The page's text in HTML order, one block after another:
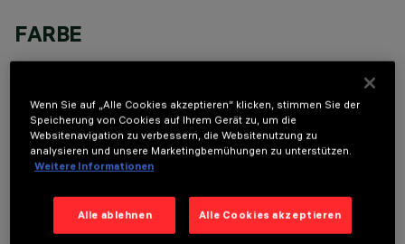
FARBE
TECHNISCHE DATEN
BESCHREIBUNG
Wenn Sie auf „Alle Cookies akzeptieren“ klicken, stimmen Sie der
Speicherung von Cookies auf Ihrem Gerät zu, um die
Websitenavigation zu verbessern, die Websitenutzung zu
analysieren und unsere Marketingbemühungen zu unterstützen.
Weitere Informationen
Alle ablehnen Alle Cookies akzeptieren